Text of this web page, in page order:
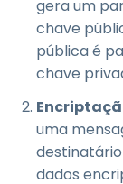
gera um
chave
pública é
chave
uma
dados